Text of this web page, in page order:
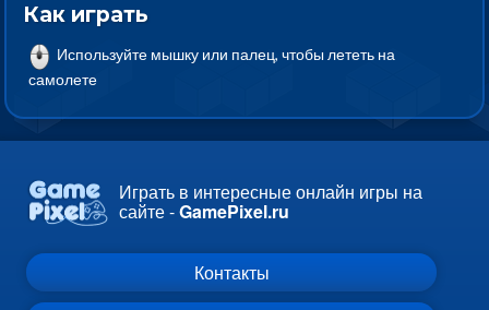
Как играть
Используйте мышку или палец, чтобы лететь на
самолете
Играть в интересные онлайн игры на
сайте -GamePixel.ru
Контакты